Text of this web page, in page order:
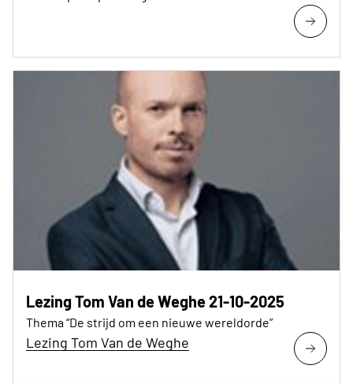
Lezing Tom Van de Weghe 21-10-2025
Thema “De strijd om een nieuwe wereldorde”
Lezing Tom Van de Weghe